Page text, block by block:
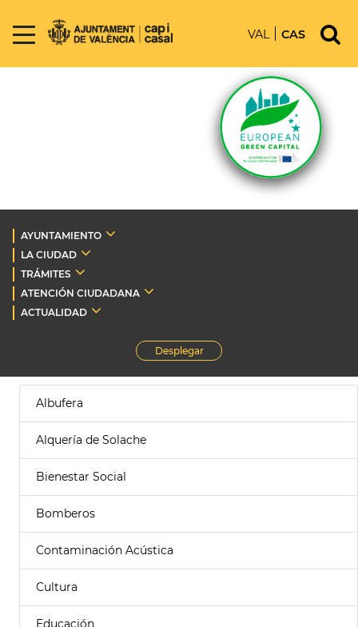
VAL CAS
AYUNTAMIENTO
LA CIUDAD
TRÁMITES
ATENCIÓN CIUDADANA
ACTUALIDAD
Desplegar
Albufera
Alquería de Solache
Bienestar Social
Bomberos
Contaminación Acústica
Cultura
Educación